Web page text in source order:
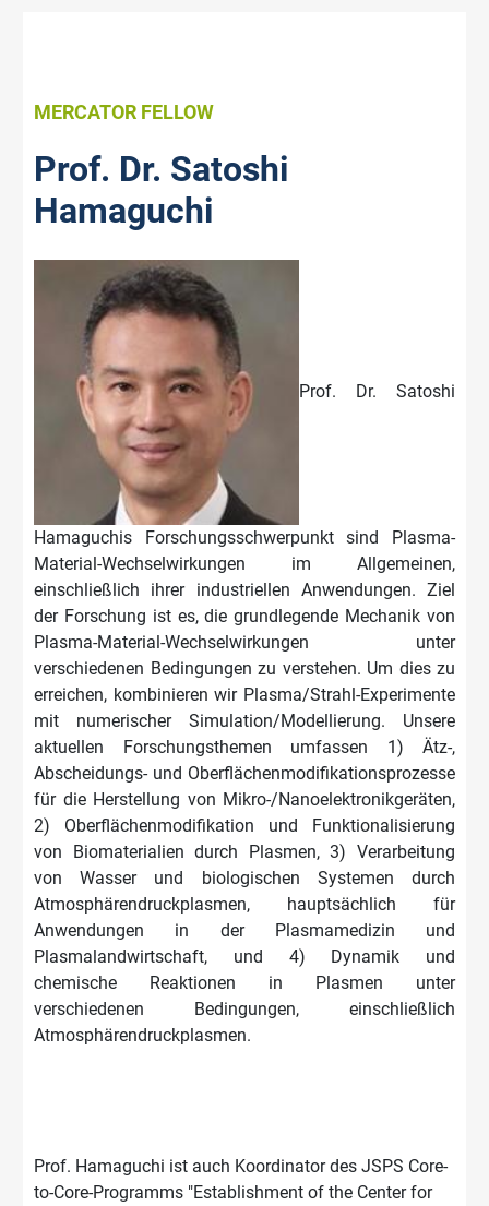
MERCATOR FELLOW
Prof. Dr. Satoshi
Hamaguchi
Prof. Dr. Satoshi
Hamaguchis Forschungsschwerpunkt sind Plasma-
Material-Wechselwirkungen im Allgemeinen,
einschließlich ihrer industriellen Anwendungen. Ziel
der Forschung ist es, die grundlegende Mechanik von
Plasma-Material-Wechselwirkungen unter
verschiedenen Bedingungen zu verstehen. Um dies zu
erreichen, kombinieren wir Plasma/Strahl-Experimente
mit numerischer Simulation/Modellierung. Unsere
aktuellen Forschungsthemen umfassen 1) Ätz-,
Abscheidungs- und Oberflächenmodifikationsprozesse
für die Herstellung von Mikro-/Nanoelektronikgeräten,
2) Oberflächenmodifikation und Funktionalisierung
von Biomaterialien durch Plasmen, 3) Verarbeitung
von Wasser und biologischen Systemen durch
Atmosphärendruckplasmen, hauptsächlich für
Anwendungen in der Plasmamedizin und
Plasmalandwirtschaft, und 4) Dynamik und
chemische Reaktionen in Plasmen unter
verschiedenen Bedingungen, einschließlich
Atmosphärendruckplasmen.
Prof. Hamaguchi ist auch Koordinator des JSPS Core-
to-Core-Programms "Establishment of the Center for